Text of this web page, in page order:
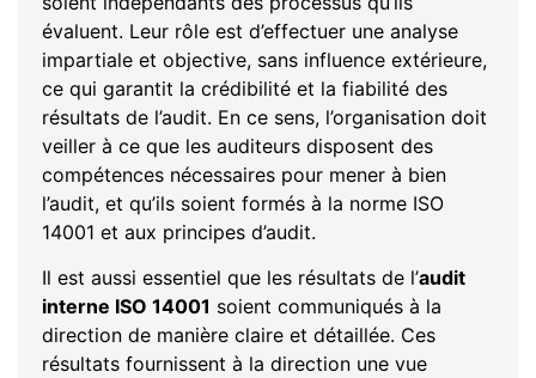
évaluent. Leur rôle est d’effectuer une analyse
impartiale et objective, sans influence extérieure,
ce qui garantit la crédibilité et la fiabilité des
résultats de l’audit. En ce sens, l’organisation doit
veiller à ce que les auditeurs disposent des
compétences nécessaires pour mener à bien
l’audit, et qu’ils soient formés à la norme ISO
14001 et aux principes d’audit.
Il est aussi essentiel que les résultats de l’audit
interne ISO 14001 soient communiqués à la
direction de manière claire et détaillée. Ces
résultats fournissent à la direction une vue